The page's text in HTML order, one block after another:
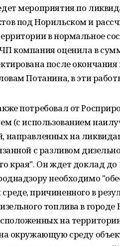
мероприятия по
под Норильском и
в нормальное
компания оценила в
после
Потанина, в эти
потребовал от
(с использованием
направленных на
с разливом
края". Он ждет доклад до
необходимо
причиненного в
топлива в
на
окружающую среду